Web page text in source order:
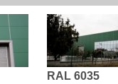
RAL 6035